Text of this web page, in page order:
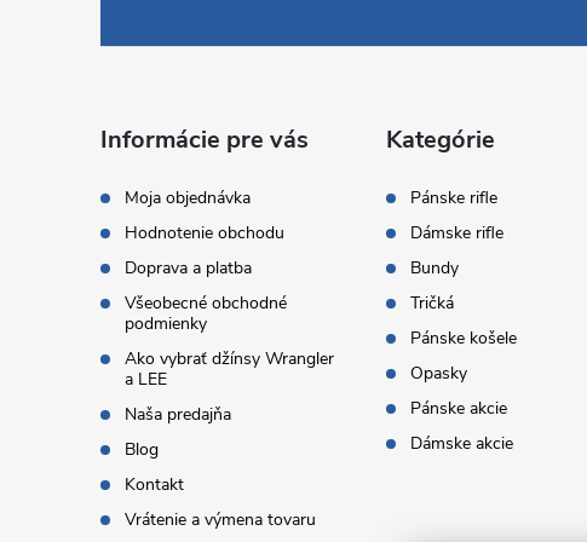
Informácie pre vás
Moja objednávka
Hodnotenie obchodu
Doprava a platba
Všeobecné obchodné
podmienky
Ako vybrať džínsy Wrangler
a LEE
Naša predajňa
Blog
Kontakt
Vrátenie a výmena tovaru
Kategórie
Pánske rifle
Dámske rifle
Bundy
Tričká
Pánske košele
Opasky
Pánske akcie
Dámske akcie